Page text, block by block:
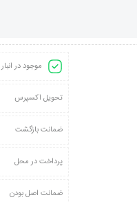
موجود در انبار
تحویل اکسپرس
ضمانت بازگشت
پرداخت در محل
ضمانت اصل بودن